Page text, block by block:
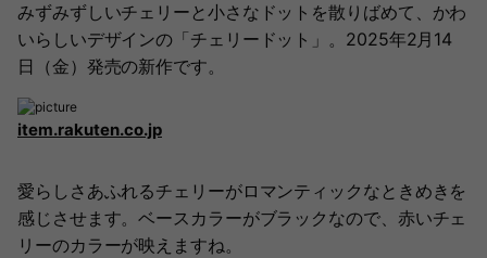
みずみずしいチェリーと小さなドットを散りばめて、かわ
いらしいデザインの「チェリードット」。2025年2月14
日（金）発売の新作です。
item.rakuten.co.jp
愛らしさあふれるチェリーがロマンティックなときめきを
感じさせます。ベースカラーがブラックなので、赤いチェ
リーのカラーが映えますね。